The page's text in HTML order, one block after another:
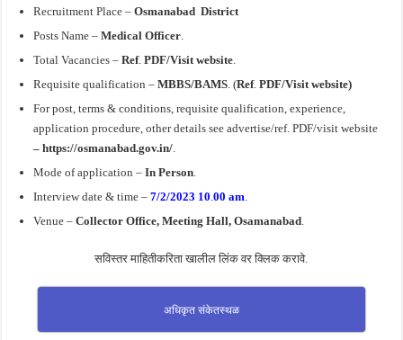
Recruitment Place –Osmanabad District
Posts Name –Medical Officer
Total Vacancies – Ref.PDF/Visit website
Requisite qualification –MBBS/BAMS . (Ref. PDF/Visit website)
For post, terms & conditions, requisite qualification, experience,
application procedure, other details see advertise/ref. PDF/visit website
– https://osmanabad.gov.in/
Mode of application –In Person
Interview date & time –7/2/2023 10 .00 am
Venue –Collector Office, Meeting Hall, Osamanabad
सविस्तर माहितीकरिता खालील लिंक वर क्लिक करावे.
अधिकृत संकेतस्थळ